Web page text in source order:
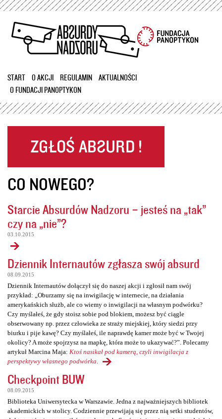
Przejdź
treści
START O AKCJI REGULAMIN
AKTUALNOŚCI
O FUNDACJI PANOPTYKON
CO NOWEGO?
Starcie Absurdów Nadzoru – jesteś na „tak”
czy na „nie”?
03.10.2015
Dziennik Internautów zgłasza swój absurd
08.09.2015
Dziennik Internautów dołączył się do naszej akcji i zgłosił nam swój
przykład: „Oburzamy się na inwigilację w internecie, na działania
amerykańskich służb, ale co wiemy o inwigilacji na własnym podwórku?
Czy myślałeś, że gdy stoisz sobie pod blokiem, możesz być ciągle
obserwowany np. przez człowieka ze straży miejskiej, który siedzi przy
biurku i pije kawę? Czy myślałeś, ile naprawdę kamer może być w Twojej
okolicy? A może spojrzysz na mapkę, która może to ukazywać?”. Polecamy
artykuł Marcina Maja: Ktoś nasikał pod kamerą, czyli inwigilacja z
perspektywy własnego podwórka
Checkpoint BUW
08.09.2015
Biblioteka Uniwersytecka w Warszawie. Jedna z najważniejszych bibliotek
akademickich w stolicy. Codziennie przewijają się przez nią setki studentów,